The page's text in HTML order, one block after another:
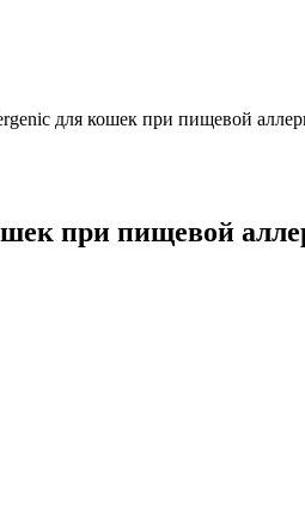
для кошек при пищевой
при пищевой